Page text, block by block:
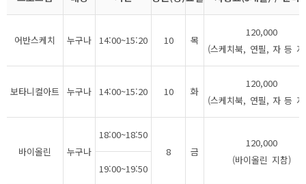
어반스케치 누구나 14:00~15:20 10 목
120,000
(스케치북, 연필, 자 등 지
보타니컬아트 누구나 14:00~15:20 10 화
120,000
(스케치북, 연필, 자 등 지
바이올린 누구나
18:00~18:50
8
금
120,000
(바이올린 지참)
19:00~19:50